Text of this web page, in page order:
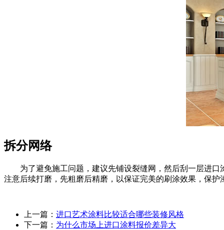
拆分网络
为了避免施工问题，建议先铺设裂缝网，然后刮一层进口
注意后续打磨，先粗磨后精磨，以保证完美的刷涂效果，保护
上一篇： 进口艺术涂料比较适合哪些装修风格
下一篇： 为什么市场上进口涂料报价差异大